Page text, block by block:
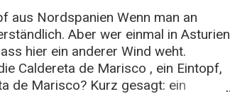
aus Nordspanien Wenn man an
Aber wer einmal in Asturien
hier ein anderer Wind weht.
Caldereta de Marisco , ein Eintopf,
de Marisco? Kurz gesagt: ein